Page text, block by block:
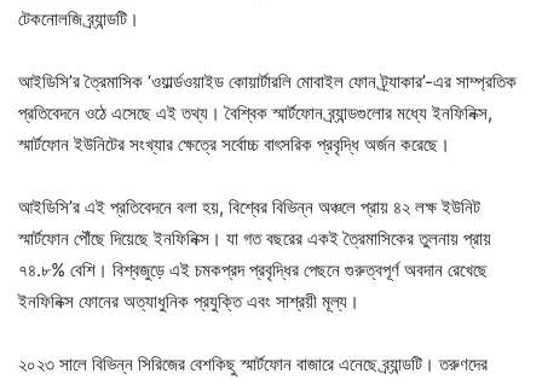
টেকনোলজি ব্র্যান্ডটি।
আইডিসি’র ত্রৈমাসিক ‘ওয়ার্ল্ডওয়াইড কোয়ার্টারলি মোবাইল ফোন ট্র্যাকার’-এর সাম্প্রতিক
প্রতিবেদনে ওঠে এসেছে এই তথ্য। বৈশ্বিক স্মার্টফোন ব্র্যান্ডগুলোর মধ্যে ইনফিনিক্স,
স্মার্টফোন ইউনিটের সংখ্যার ক্ষেত্রে সর্বোচ্চ বাৎসরিক প্রবৃদ্ধি অর্জন করেছে।
আইডিসি’র এই প্রতিবেদনে বলা হয়, বিশ্বের বিভিন্ন অঞ্চলে প্রায় ৪২ লক্ষ ইউনিট
স্মার্টফোন পৌঁছে দিয়েছে ইনফিনিক্স। যা গত বছরের একই ত্রৈমাসিকের তুলনায় প্রায়
৭৪.৮% বেশি। বিশ্বজুড়ে এই চমকপ্রদ প্রবৃদ্ধির পেছনে গুরুত্বপূর্ণ অবদান রেখেছে
ইনফিনিক্স ফোনের অত্যাধুনিক প্রযুক্তি এবং সাশ্রয়ী মূল্য।
২০২৩ সালে বিভিন্ন সিরিজের বেশকিছু স্মার্টফোন বাজারে এনেছে ব্র্যান্ডটি। তরুণদের